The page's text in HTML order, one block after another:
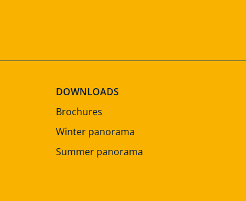
DOWNLOADS
Brochures
Winter panorama
Summer panorama